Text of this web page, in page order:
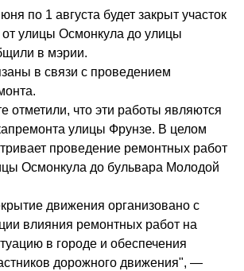
по 1 августа будет закрыт участок
улицы Осмонкула до улицы
в мэрии.
в связи с проведением
отметили, что эти работы являются
улицы Фрунзе. В целом
проведение ремонтных работ
Осмонкула до бульвара Молодой
движения организовано с
влияния ремонтных работ на
в городе и обеспечения
дорожного движения", —